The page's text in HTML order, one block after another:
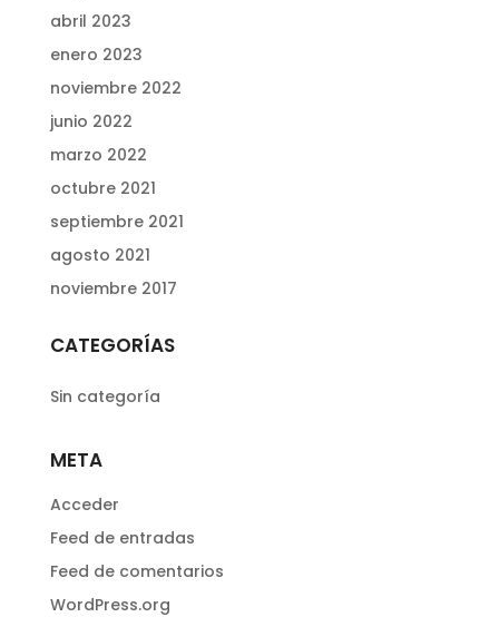
abril 2023
enero 2023
noviembre 2022
junio 2022
marzo 2022
octubre 2021
septiembre 2021
agosto 2021
noviembre 2017
CATEGORÍAS
Sin categoría
META
Acceder
Feed de entradas
Feed de comentarios
WordPress.org